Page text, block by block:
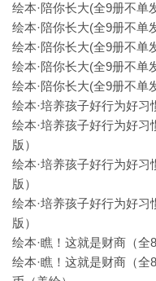
绘本·陪你长大(全9册不单
绘本·陪你长大(全9册不单
绘本·陪你长大(全9册不单
绘本·陪你长大(全9册不单
绘本·陪你长大(全9册不单
绘本·培养孩子好行为好习
绘本·培养孩子好行为好
版）
绘本·培养孩子好行为好
版）
绘本·培养孩子好行为好
版）
绘本·瞧！这就是财商（全
绘本·瞧！这就是财商（